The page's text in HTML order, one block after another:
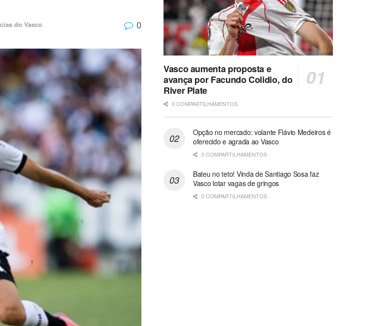
do Vasco 0
Vasco aumenta proposta e
avança por Facundo Colidio, do
River Plate
0 COMPARTILHAMENTOS
Opção no mercado: volante Flávio Medeiros é
oferecido e agrada ao Vasco
0 COMPARTILHAMENTOS
Bateu no teto! Vinda de Santiago Sosa faz
Vasco lotar vagas de gringos
0 COMPARTILHAMENTOS